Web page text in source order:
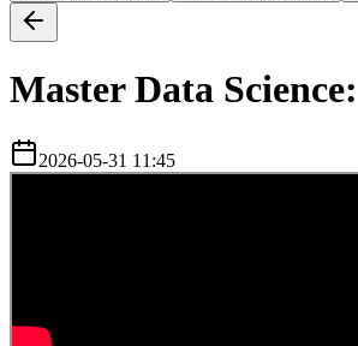
Master Data
2026-05-31 11:45